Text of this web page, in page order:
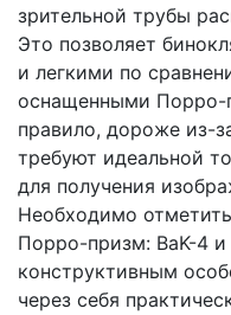
зрительной трубы
Это позволяет
и легкими по
оснащенными Порро-
правило, дороже из-
требуют идеальной
для получения
Необходимо
Порро-призм: BaK-4 и
конструктивным
через себя